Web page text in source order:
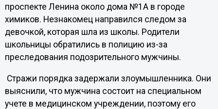
проспекте Ленина около дома №1А в городе
химиков. Незнакомец направился следом за
девочкой, которая шла из школы. Родители
школьницы обратились в полицию из-за
преследования подозрительного мужчины.
Стражи порядка задержали злоумышленника. Они
выяснили, что мужчина состоит на специальном
учете в медицинском учреждении, поэтому его